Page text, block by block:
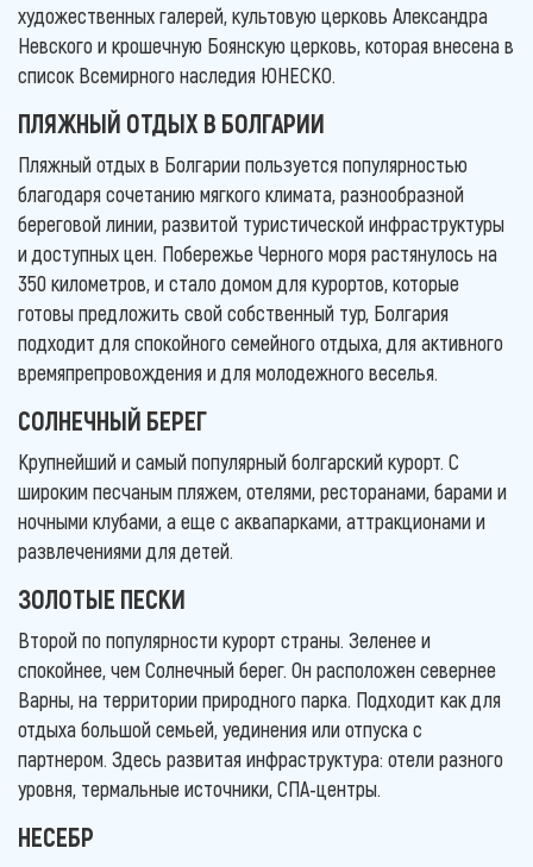
художественных галерей, культовую церковь Александра
Невского и крошечную Боянскую церковь, которая внесена в
список Всемирного наследия ЮНЕСКО.
ПЛЯЖНЫЙ ОТДЫХ В БОЛГАРИИ
Пляжный отдых в Болгарии пользуется популярностью
благодаря сочетанию мягкого климата, разнообразной
береговой линии, развитой туристической инфраструктуры
и доступных цен. Побережье Черного моря растянулось на
350 километров, и стало домом для курортов, которые
готовы предложить свой собственный тур, Болгария
подходит для спокойного семейного отдыха, для активного
времяпрепровождения и для молодежного веселья.
СОЛНЕЧНЫЙ БЕРЕГ
Крупнейший и самый популярный болгарский курорт. С
широким песчаным пляжем, отелями, ресторанами, барами и
ночными клубами, а еще с аквапарками, аттракционами и
развлечениями для детей.
ЗОЛОТЫЕ ПЕСКИ
Второй по популярности курорт страны. Зеленее и
спокойнее, чем Солнечный берег. Он расположен севернее
Варны, на территории природного парка. Подходит как для
отдыха большой семьей, уединения или отпуска с
партнером. Здесь развитая инфраструктура: отели разного
уровня, термальные источники, СПА-центры.
НЕСЕБР